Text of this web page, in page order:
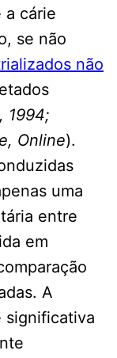
a cárie
se não
não
1994;
Online).
uma
entre
em
A
significativa